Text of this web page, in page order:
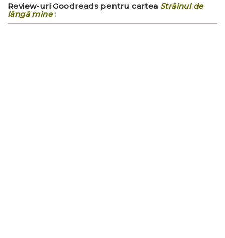
Review-uri Goodreads pentru cartea Străinul de
lângă mine: